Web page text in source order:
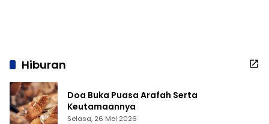
Hiburan
Doa Buka Puasa Arafah Serta
Keutamaannya
Selasa, 26 Mei 2026